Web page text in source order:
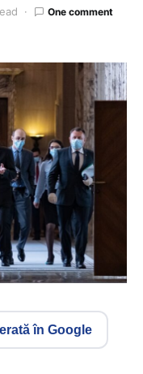
One comment
în Google